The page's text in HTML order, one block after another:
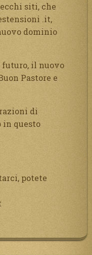
siti, che
.it,
dominio
futuro, il nuovo
Pastore e
di
questo
potete